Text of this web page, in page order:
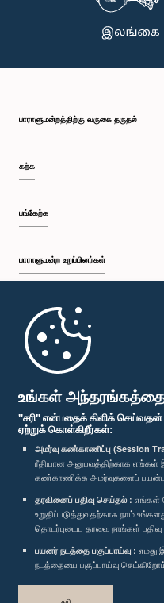
உங்கள் அந்தரங்கத்தை
"சரி" என்பதைக் கிளிக்
ஏற்றுக் கொள்கிறீர்கள்:
அமர்வு கண்காணிப்பு (Session
ரீதியான அனுபவத்திற்காக
கண்காணிக்க அமர்வுகளைப்
தரவினைப் பதிவு செய்தல் : எங்கள்
உறுதிப்படுத்துவதற்காக நாம்
தொடர்புடைய தரவை நாங்கள்
பயனர் நடத்தை பகுப்பாய்வு : எமது
நடத்தையை பகுப்பாய்வு
பாராளுமன்றத்திற்கு வருகை தருதல்
கற்க
பங்கேற்க
பாராளுமன்ற உறுப்பினர்கள்
முதற்பக்கம்
பாராளுமன்ற கையடக்க செயலி
எம்மை பின்தொடர்க :
விருதுகள்
தனியுரிமைக் கொள்கை